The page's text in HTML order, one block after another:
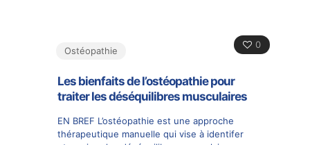
0
Ostéopathie
Les bienfaits de l’ostéopathie pour
traiter les déséquilibres musculaires
EN BREF L’ostéopathie est une approche
thérapeutique manuelle qui vise à identifer